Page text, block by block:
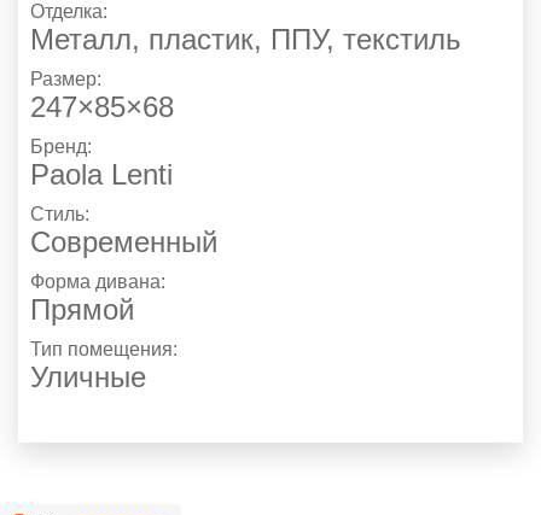
Отделка:
Металл, пластик, ППУ, текстиль
Размер:
247×85×68
Бренд:
Paola Lenti
Стиль:
Современный
Форма дивана:
Прямой
Тип помещения:
Уличные